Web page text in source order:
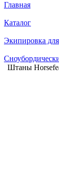
Главная
Каталог
Экипировка
Штаны